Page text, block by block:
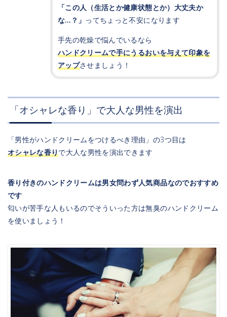
「この人（生活とか健康状態とか）大丈夫か
な…？」 ってちょっと不安になります
手先の乾燥で悩んでいるなら
ハンドクリームで手にうるおいを与えて印象を
アップさせましょう！
「オシャレな香り」で大人な男性を演出
「男性がハンドクリームをつけるべき理由」の3つ目は
オシャレな香り で大人な男性を演出できます
香り付きのハンドクリームは男女問わず人気商品なのでおすすめ
です
匂いが苦手な人もいるのでそういった方は無臭のハンドクリーム
を使いましょう！